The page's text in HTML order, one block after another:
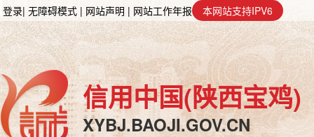
登录| 无障碍模式 | 网站声明 | 网站工作年报 本网站支持IPV6
信用中国(陕西宝鸡)
XYBJ.BAOJI.GOV.CN